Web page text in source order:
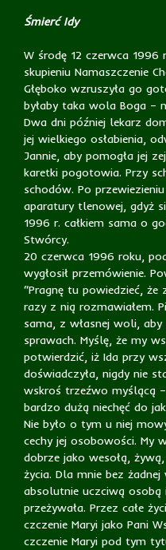
Śmierć Idy
W środę 12 czerwca 1996
skupieniu Namaszczenie
Głęboko wzruszyła go
byłaby taka wola Boga –
Dwa dni później lekarz
jej wielkiego osłabienia,
Jannie, aby pomogła jej
karetki pogotowia. Przy
schodów. Po
aparatury tlenowej, gdyż
1996 r. całkiem sama o
Stwórcy.
20 czerwca 1996 roku,
wygłosił przemówienie.
“Pragnę tu powiedzieć, że
razy z nią rozmawiałem.
sama, z własnej woli,
sprawach. Myślę, że my
potwierdzić, iż Ida przy
doświadczyła, nigdy nie
wskroś trzeźwo myślącą
bardzo dużą niechęć do
Nie było o tym u niej
cechy jej osobowości. My
dobrze jako wesołą,
życia. Dla mnie bez
absolutnie uczciwą
przeżywała. Przez całe
czczenie Maryi jako Pani
czczenie Maryi pod tym